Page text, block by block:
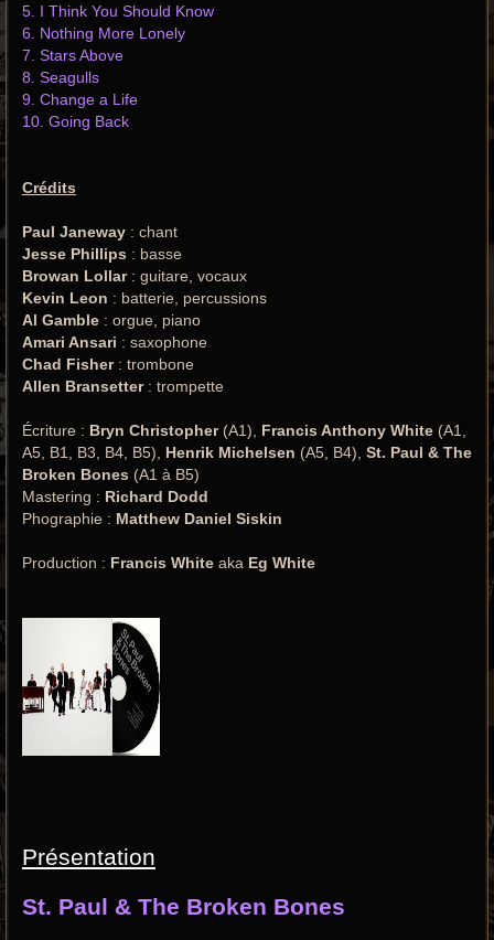
5. I Think You Should Know
6. Nothing More Lonely
7. Stars Above
8. Seagulls
9. Change a Life
10. Going Back
Crédits
Paul Janeway : chant
Jesse Phillips : basse
Browan Lollar: guitare, vocaux
Kevin Leon : batterie, percussions
Al Gamble : orgue, piano
Amari Ansari : saxophone
Chad Fisher: trombone
Allen Bransetter: trompette
Écriture : Bryn Christopher(A1), Francis Anthony White (A1,
A5, B1, B3, B4, B5), Henrik Michelsen (A5, B4), St. Paul & The
Broken Bones (A1 à B5)
Mastering : Richard Dodd
Phographie : Matthew Daniel Siskin
Production : Francis White aka Eg White
Présentation
St. Paul & The Broken Bones